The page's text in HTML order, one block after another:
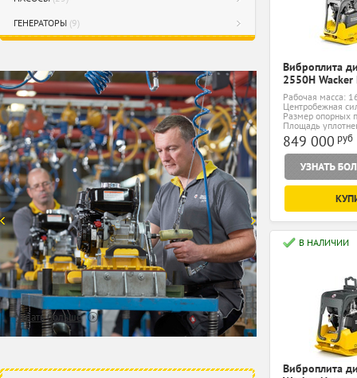
ГЕНЕРАТОРЫ (9)
Узнать больше
Виброплита
2550H Wacker
Рабочая масса:
Центробежная
Размер опорных
мм
Площадь
849 000 руб
В НАЛИЧИИ
Виброплита